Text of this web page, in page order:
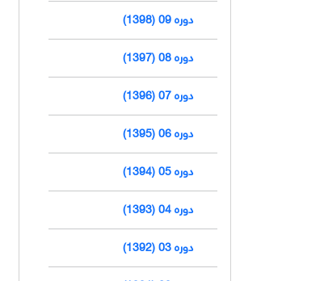
دوره 09 (1398)
دوره 08 (1397)
دوره 07 (1396)
دوره 06 (1395)
دوره 05 (1394)
دوره 04 (1393)
دوره 03 (1392)